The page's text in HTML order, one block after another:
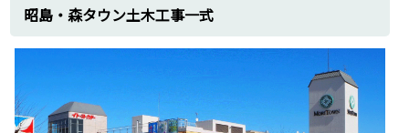
昭島・森タウン土木工事一式